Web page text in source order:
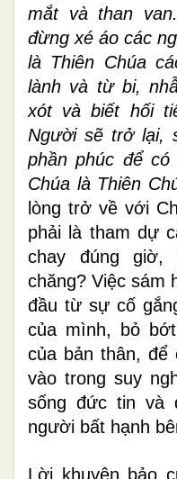
mắt và than
đừng xé áo các
là Thiên Chúa
lành và từ bi,
xót và biết hối
Người sẽ trở lại,
phần phúc để
Chúa là Thiên
lòng trở về với
phải là tham dự
chay đúng giờ,
chăng? Việc sám
đầu từ sự cố
của mình, bỏ
của bản thân, để
vào trong suy
sống đức tin và
người bất hạnh
Lời khuyên bảo